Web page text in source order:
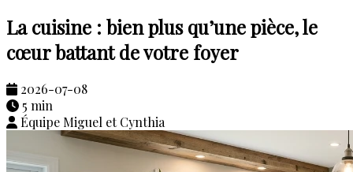
La cuisine : bien plus qu’une pièce, le
cœur battant de votre foyer
2026-07-08
5 min
Équipe Miguel et Cynthia